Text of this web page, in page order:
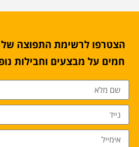
הצטרפו לרשימת התפוצה
חמים על מבצעים וחבילות